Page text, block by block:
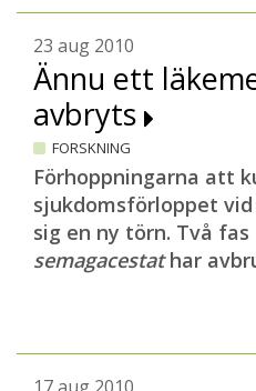
23 aug 2010
Ännu ett
avbryts
FORSKNING
Förhoppningarna att
sjukdomsförloppet
sig en ny törn. Två
semagacestathar